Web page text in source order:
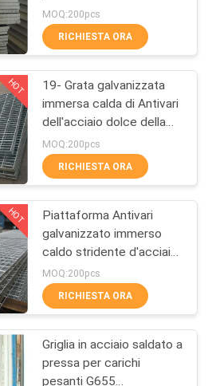
filo
309
della
MOQ:200pcs
RICHIESTA ORA
HOT
19- Grata galvanizzata
immersa calda di Antivari
dell'acciaio dolce della
piattaforma stridente
d'acciaio di W -4
MOQ:200pcs
RICHIESTA ORA
HOT
Piattaforma Antivari
galvanizzato immerso
caldo stridente d'acciaio
dell'acciaio dolce che
gratta 25mm x 5mm
MOQ:200pcs
RICHIESTA ORA
Griglia in acciaio saldato a
pressa per carichi
pesanti G655